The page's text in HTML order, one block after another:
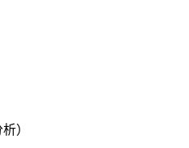
）
）